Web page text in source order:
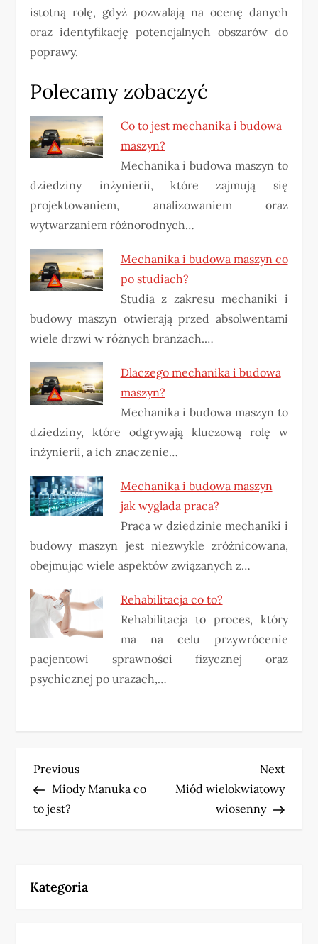
istotną rolę, gdyż pozwalają na ocenę danych
oraz identyfikację potencjalnych obszarów do
poprawy.
Polecamy zobaczyć
Co to jest mechanika i budowa
maszyn?
Mechanika i budowa maszyn to
dziedziny inżynierii, które zajmują się
projektowaniem, analizowaniem oraz
wytwarzaniem różnorodnych…
Mechanika i budowa maszyn co
po studiach?
Studia z zakresu mechaniki i
budowy maszyn otwierają przed absolwentami
wiele drzwi w różnych branżach.…
Dlaczego mechanika i budowa
maszyn?
Mechanika i budowa maszyn to
dziedziny, które odgrywają kluczową rolę w
inżynierii, a ich znaczenie…
Mechanika i budowa maszyn
jak wyglada praca?
Praca w dziedzinie mechaniki i
budowy maszyn jest niezwykle zróżnicowana,
obejmując wiele aspektów związanych z…
Rehabilitacja co to?
Rehabilitacja to proces, który
ma na celu przywrócenie
pacjentowi sprawności fizycznej oraz
psychicznej po urazach,…
N
a
g
Previous
Post
Previous
Miody Manuka co
to jest?
Next
Post
Next
Miód wielokwiatowy
wiosenny
Kategoria